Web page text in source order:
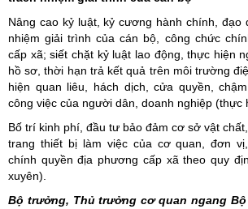
Nâng cao kỷ luật, kỷ cương hành chính, đạo
nhiệm giải trình của cán bộ, công chức
cấp xã; siết chặt kỷ luật lao động, thực hiện
hồ sơ, thời hạn trả kết quả trên môi trường
hiện quan liêu, hách dịch, cửa quyền,
công việc của người dân, doanh nghiệp (thực
Bố trí kinh phí, đầu tư bảo đảm cơ sở vật
trang thiết bị làm việc của cơ quan, đơn
chính quyền địa phương cấp xã theo quy
xuyên).
Bộ trưởng, Thủ trưởng cơ quan ngang Bộ